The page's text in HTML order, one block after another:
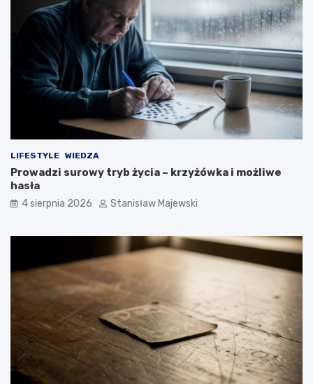
LIFESTYLE WIEDZA
Prowadzi surowy tryb życia – krzyżówka i możliwe
hasła
4 sierpnia 2026 Stanisław Majewski